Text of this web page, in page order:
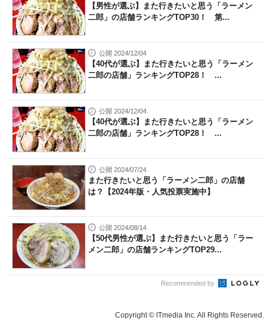
【男性が選ぶ】また行きたいと思う「ラーメン
二郎」の店舗ランキングTOP30！ 第...
公開 2024/12/04
【40代が選ぶ】また行きたいと思う「ラーメン
二郎の店舗」ランキングTOP28！ ...
公開 2024/12/04
【40代が選ぶ】また行きたいと思う「ラーメン
二郎の店舗」ランキングTOP28！ ...
公開 2024/07/24
また行きたいと思う「ラーメン二郎」の店舗
は？【2024年版・人気投票実施中】
公開 2024/08/14
【50代男性が選ぶ】また行きたいと思う「ラー
メン二郎」の店舗ランキングTOP29...
Recommended by
Copyright © ITmedia Inc. All Rights Reserved.